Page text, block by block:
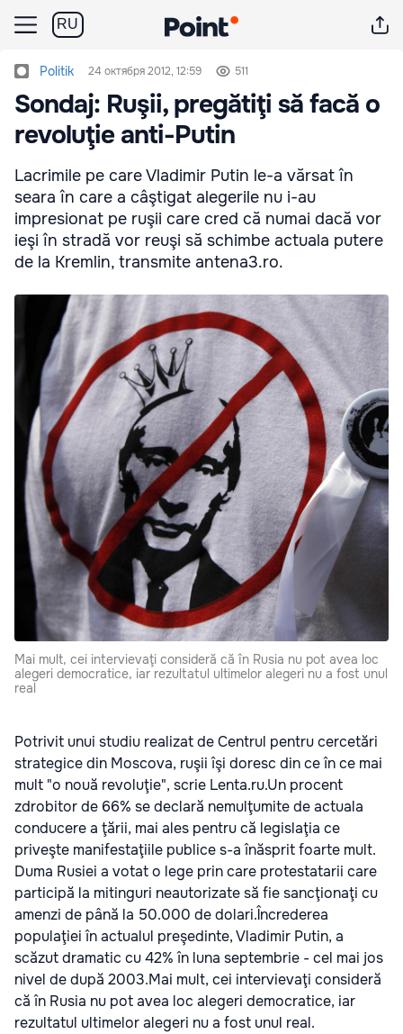
RU
Politik 24 октября 2012, 12:59 511
Sondaj: Ruşii, pregătiţi să facă o
revoluţie anti-Putin
Lacrimile pe care Vladimir Putin le-a vărsat în
seara în care a câştigat alegerile nu i-au
impresionat pe ruşii care cred că numai dacă vor
ieşi în stradă vor reuşi să schimbe actuala putere
de la Kremlin, transmite antena3.ro.
Mai mult, cei intervievaţi consideră că în Rusia nu pot avea loc
alegeri democratice, iar rezultatul ultimelor alegeri nu a fost unul
real
Potrivit unui studiu realizat de Centrul pentru cercetări
strategice din Moscova, ruşii îşi doresc din ce în ce mai
mult "o nouă revoluţie", scrie Lenta.ru.Un procent
zdrobitor de 66% se declară nemulţumite de actuala
conducere a ţării, mai ales pentru că legislaţia ce
priveşte manifestaţiile publice s-a înăsprit foarte mult.
Duma Rusiei a votat o lege prin care protestatarii care
participă la mitinguri neautorizate să fie sancţionaţi cu
amenzi de până la 50.000 de dolari.Încrederea
populaţiei în actualul preşedinte, Vladimir Putin, a
scăzut dramatic cu 42% în luna septembrie - cel mai jos
nivel de după 2003.Mai mult, cei intervievaţi consideră
că în Rusia nu pot avea loc alegeri democratice, iar
rezultatul ultimelor alegeri nu a fost unul real.